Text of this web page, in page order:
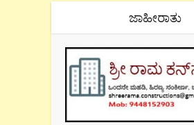
ಜಾಹೀರಾತು